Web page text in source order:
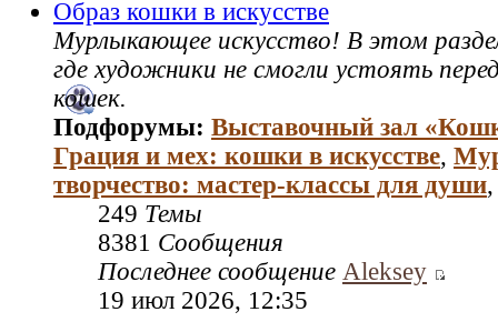
Образ кошки в искусстве
Мурлыкающее искусство! В этом
где художники не смогли устоять
кошек.
Подфорумы: Выставочный зал
Грация и мех: кошки в искусстве,
творчество: мастер‑классы для души
249 Темы
8381 Сообщения
Последнее сообщение Aleksey
19 июл 2026, 12:35